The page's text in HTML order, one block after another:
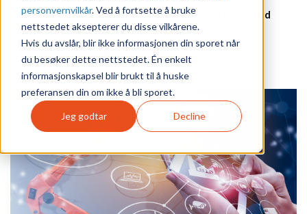
personvernvilkår. Ved å fortsette å bruke
nettstedet aksepterer du disse vilkårene.
Hvis du avslår, blir ikke informasjonen din sporet når
du besøker dette nettstedet. Én enkelt
informasjonskapsel blir brukt til å huske
preferansen din om ikke å bli sporet.
Jeg godtar Decline
Postet avEiliv Elvebakk |4. juli 2018| 4 minutter lesetid
Del Del Kopier